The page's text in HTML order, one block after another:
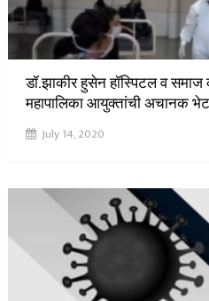
डॉ.झाकीर हुसेन हॉस्पिटल व समाज
महापालिका आयुक्तांची अचानक भेट
July 14, 2020